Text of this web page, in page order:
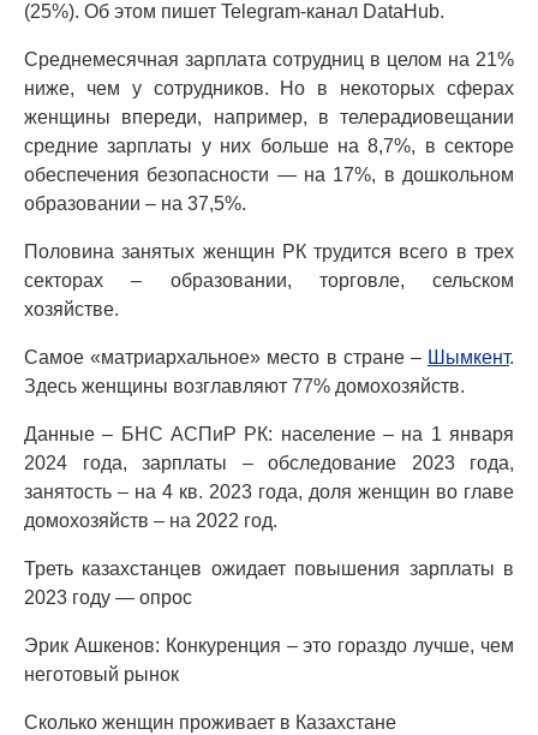
(25%). Об этом пишет Telegram-канал DataHub.
Среднемесячная зарплата сотрудниц в целом на 21%
ниже, чем у сотрудников. Но в некоторых сферах
женщины впереди, например, в телерадиовещании
средние зарплаты у них больше на 8,7%, в секторе
обеспечения безопасности — на 17%, в дошкольном
образовании – на 37,5%.
Половина занятых женщин РК трудится всего в трех
секторах – образовании, торговле, сельском
хозяйстве.
Самое «матриархальное» место в стране – Шымкент.
Здесь женщины возглавляют 77% домохозяйств.
Данные – БНС АСПиР РК: население – на 1 января
2024 года, зарплаты – обследование 2023 года,
занятость – на 4 кв. 2023 года, доля женщин во главе
домохозяйств – на 2022 год.
Треть казахстанцев ожидает повышения зарплаты в
2023 году — опрос
Эрик Ашкенов: Конкуренция – это гораздо лучше, чем
неготовый рынок
Сколько женщин проживает в Казахстане